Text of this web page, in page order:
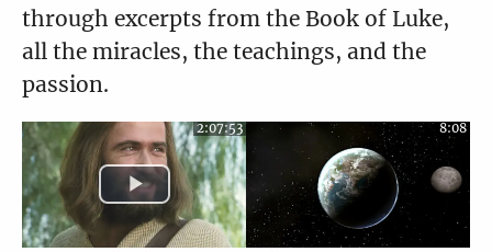
through excerpts from the Book of Luke,
all the miracles, the teachings, and the
passion.
2:07:53 8:08